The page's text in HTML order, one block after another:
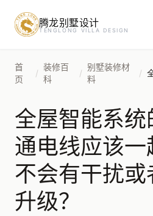
腾龙别墅设计
TENGLONG VILLA DESIGN
首
页
/
装修百
科
/
别墅装修材
料
/
全屋智能系
通电线应该
不会有干扰
升级？
预约设计咨询
姓名*
手机号*
房屋面积（㎡）